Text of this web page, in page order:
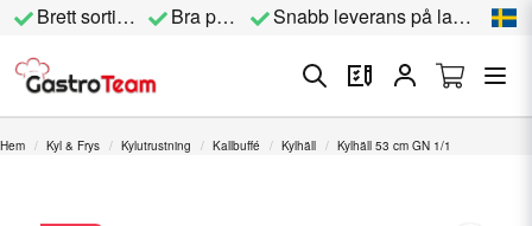
Brett sortiment Bra priser Snabb leverans på lagervara
Hem Kyl & Frys Kylutrustning Kallbuffé Kylhäll Kylhäll 53 cm GN 1/1